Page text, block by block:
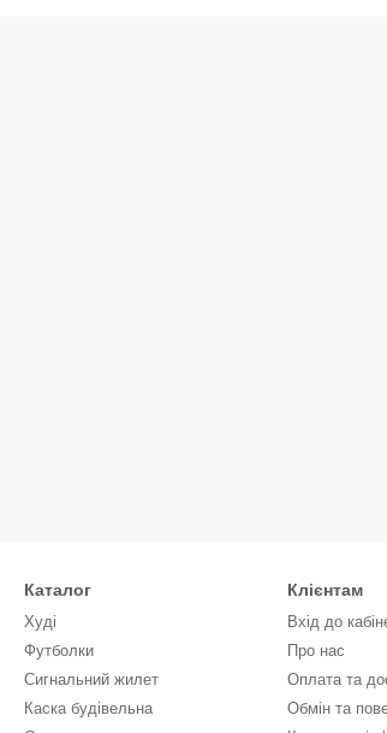
Каталог
Худі
Футболки
Сигнальний жилет
Каска будівельна
Клієнтам
Вхід до
Про нас
Оплата та
Обмін та